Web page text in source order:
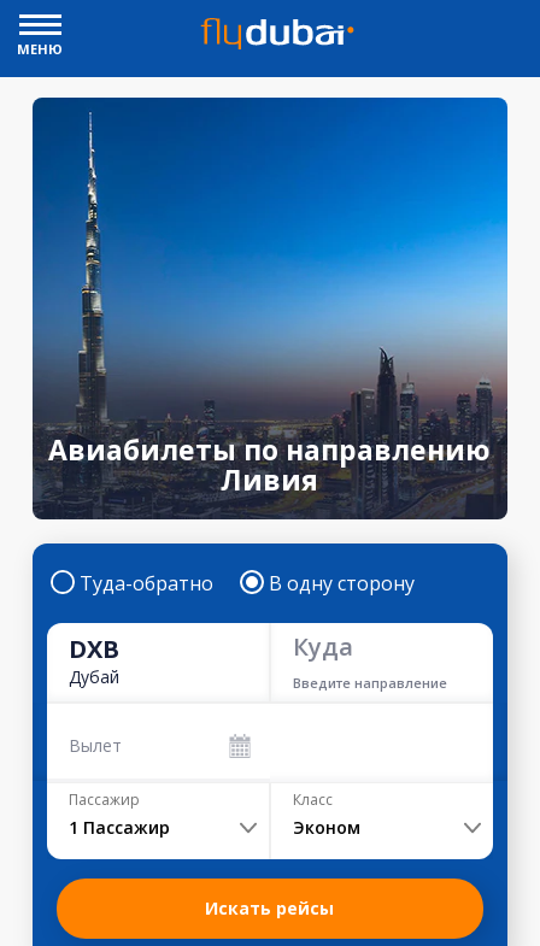
МЕНЮ
Авиабилеты по направлению
Ливия
Туда-обратно В одну сторону
DXB
Дубай
Куда
Введите направление
Вылет
Пассажир
1 Пассажир
Класс
Эконом
Искать рейсы